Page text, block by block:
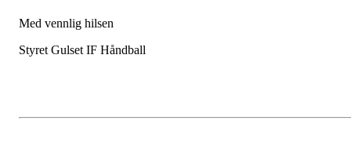
Med vennlig hilsen
Styret Gulset IF Håndball